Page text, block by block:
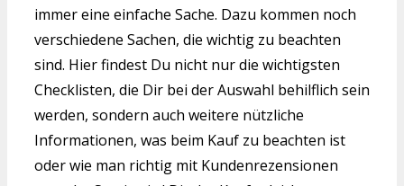
immer eine einfache Sache. Dazu kommen noch
verschiedene Sachen, die wichtig zu beachten
sind. Hier findest Du nicht nur die wichtigsten
Checklisten, die Dir bei der Auswahl behilflich sein
werden, sondern auch weitere nützliche
Informationen, was beim Kauf zu beachten ist
oder wie man richtig mit Kundenrezensionen